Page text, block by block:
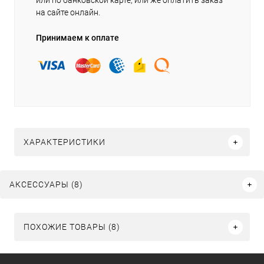
на сайте онлайн.
Принимаем к оплате
ХАРАКТЕРИСТИКИ
АКСЕССУАРЫ (8)
ПОХОЖИЕ ТОВАРЫ (8)